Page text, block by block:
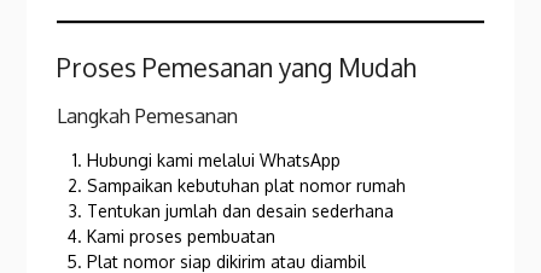
Proses Pemesanan yang Mudah
Langkah Pemesanan
Hubungi kami melalui WhatsApp
Sampaikan kebutuhan plat nomor rumah
Tentukan jumlah dan desain sederhana
Kami proses pembuatan
Plat nomor siap dikirim atau diambil